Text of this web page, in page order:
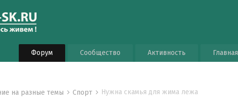
Форум Сообщество Активность Главная
на разные темы Спорт Нужна скамья для жима лежа